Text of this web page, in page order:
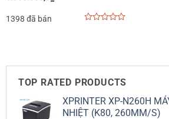
1398 đã bán
TOP RATED PRODUCTS
XPRINTER XP-N260H
NHIỆT (K80, 260MM/S)